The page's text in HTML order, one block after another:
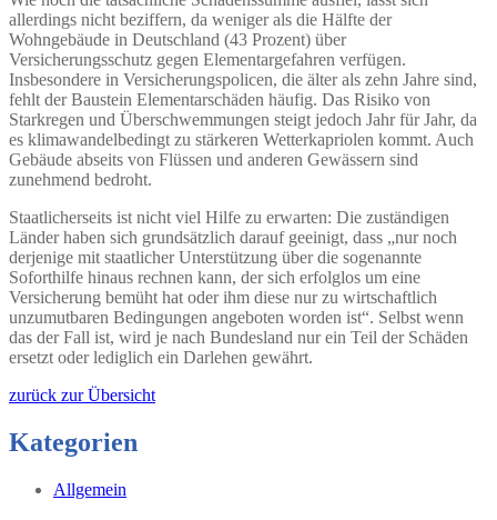
allerdings nicht beziffern, da weniger als die Hälfte der
Wohngebäude in Deutschland (43 Prozent) über
Versicherungsschutz gegen Elementargefahren verfügen.
Insbesondere in Versicherungspolicen, die älter als zehn Jahre sind,
fehlt der Baustein Elementarschäden häufig. Das Risiko von
Starkregen und Überschwemmungen steigt jedoch Jahr für Jahr, da
es klimawandelbedingt zu stärkeren Wetterkapriolen kommt. Auch
Gebäude abseits von Flüssen und anderen Gewässern sind
zunehmend bedroht.
Staatlicherseits ist nicht viel Hilfe zu erwarten: Die zuständigen
Länder haben sich grundsätzlich darauf geeinigt, dass „nur noch
derjenige mit staatlicher Unterstützung über die sogenannte
Soforthilfe hinaus rechnen kann, der sich erfolglos um eine
Versicherung bemüht hat oder ihm diese nur zu wirtschaftlich
unzumutbaren Bedingungen angeboten worden ist“. Selbst wenn
das der Fall ist, wird je nach Bundesland nur ein Teil der Schäden
ersetzt oder lediglich ein Darlehen gewährt.
zurück zur Übersicht
Kategorien
Allgemein